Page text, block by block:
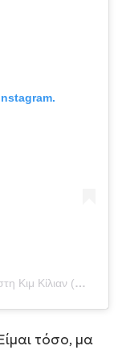
Η δημοσίευση κοινοποιήθηκε από το χρήστη Κιμ Κίλιαν (@kimkilian)
τόσο, μα